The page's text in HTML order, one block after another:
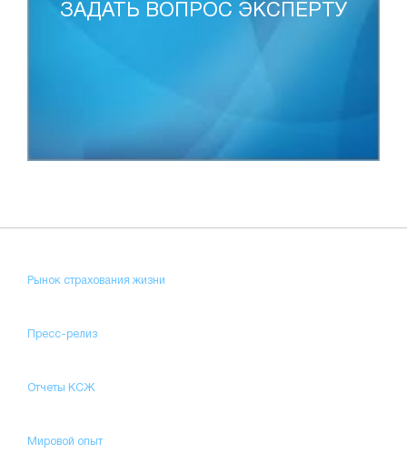
ЗАДАТЬ ВОПРОС ЭКСПЕРТУ
Рынок страхования жизни
Пресс-релиз
Отчеты КСЖ
Мировой опыт